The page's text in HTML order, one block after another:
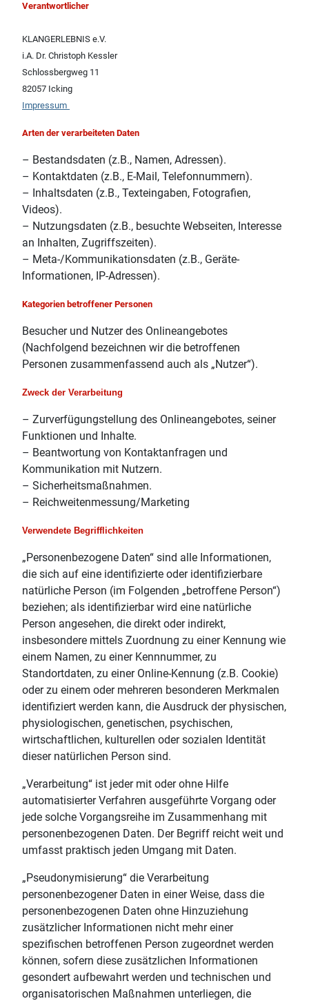
Verantwortlicher
KLANGERLEBNIS e.V.
i.A. Dr. Christoph Kessler
Schlossbergweg 11
82057 Icking
Impressum
Arten der verarbeiteten Daten
– Bestandsdaten (z.B., Namen, Adressen).
– Kontaktdaten (z.B., E-Mail, Telefonnummern).
– Inhaltsdaten (z.B., Texteingaben, Fotografien,
Videos).
– Nutzungsdaten (z.B., besuchte Webseiten, Interesse
an Inhalten, Zugriffszeiten).
– Meta-/Kommunikationsdaten (z.B., Geräte-
Informationen, IP-Adressen).
Kategorien betroffener Personen
Besucher und Nutzer des Onlineangebotes
(Nachfolgend bezeichnen wir die betroffenen
Personen zusammenfassend auch als „Nutzer“).
Zweck der Verarbeitung
– Zurverfügungstellung des Onlineangebotes, seiner
Funktionen und Inhalte.
– Beantwortung von Kontaktanfragen und
Kommunikation mit Nutzern.
– Sicherheitsmaßnahmen.
– Reichweitenmessung/Marketing
Verwendete Begrifflichkeiten
„Personenbezogene Daten“ sind alle Informationen,
die sich auf eine identifizierte oder identifizierbare
natürliche Person (im Folgenden „betroffene Person“)
beziehen; als identifizierbar wird eine natürliche
Person angesehen, die direkt oder indirekt,
insbesondere mittels Zuordnung zu einer Kennung wie
einem Namen, zu einer Kennnummer, zu
Standortdaten, zu einer Online-Kennung (z.B. Cookie)
oder zu einem oder mehreren besonderen Merkmalen
identifiziert werden kann, die Ausdruck der physischen,
physiologischen, genetischen, psychischen,
wirtschaftlichen, kulturellen oder sozialen Identität
dieser natürlichen Person sind.
„Verarbeitung“ ist jeder mit oder ohne Hilfe
automatisierter Verfahren ausgeführte Vorgang oder
jede solche Vorgangsreihe im Zusammenhang mit
personenbezogenen Daten. Der Begriff reicht weit und
umfasst praktisch jeden Umgang mit Daten.
„Pseudonymisierung“ die Verarbeitung
personenbezogener Daten in einer Weise, dass die
personenbezogenen Daten ohne Hinzuziehung
zusätzlicher Informationen nicht mehr einer
spezifischen betroffenen Person zugeordnet werden
können, sofern diese zusätzlichen Informationen
gesondert aufbewahrt werden und technischen und
organisatorischen Maßnahmen unterliegen, die